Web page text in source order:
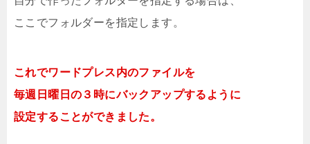
ここでフォルダーを指定します。
これでワードプレス内のファイルを
毎週日曜日の３時にバックアップするように
設定することができました。